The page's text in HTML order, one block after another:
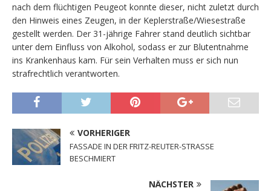
nach dem flüchtigen Peugeot konnte dieser, nicht zuletzt durch
den Hinweis eines Zeugen, in der Keplerstraße/Wiesestraße
gestellt werden. Der 31-jährige Fahrer stand deutlich sichtbar
unter dem Einfluss von Alkohol, sodass er zur Blutentnahme
ins Krankenhaus kam. Für sein Verhalten muss er sich nun
strafrechtlich verantworten.
VORHERIGER
FASSADE IN DER FRITZ-REUTER-STRASSE
BESCHMIERT
NÄCHSTER